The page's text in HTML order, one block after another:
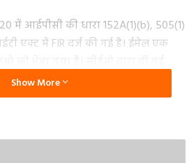
में आईपीसी की धारा 152A(1)(b), 505(1)
एक्ट में FIR दर्ज की गई है। ईमेल एक
कर लिया गया है। जल्द ही आरोपी की
Show More